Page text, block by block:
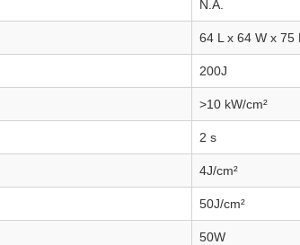
N.A.
64 L x 64 W x 75
200J
>10 kW/cm²
2 s
4J/cm²
50J/cm²
50W